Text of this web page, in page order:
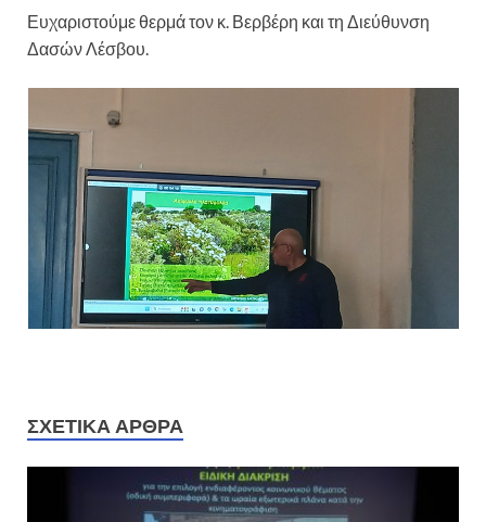
Ευχαριστούμε θερμά τον κ. Βερβέρη και τη Διεύθυνση
Δασών Λέσβου.
ΣΧΕΤΙΚΆ ΆΡΘΡΑ